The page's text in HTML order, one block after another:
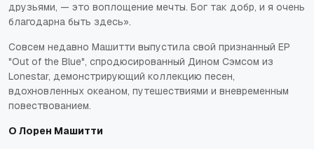
друзьями, — это воплощение мечты. Бог так добр, и я очень
благодарна быть здесь».
Совсем недавно Машитти выпустила свой признанный EP
"Out of the Blue", спродюсированный Дином Сэмсом из
Lonestar, демонстрирующий коллекцию песен,
вдохновленных океаном, путешествиями и вневременным
повествованием.
О Лорен Машитти